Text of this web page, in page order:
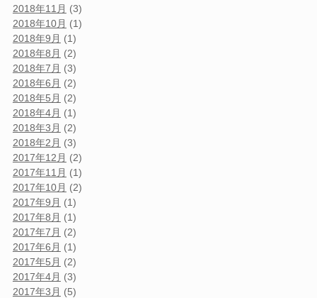
2018年11月 (3)
2018年10月 (1)
2018年9月 (1)
2018年8月 (2)
2018年7月 (3)
2018年6月 (2)
2018年5月 (2)
2018年4月 (1)
2018年3月 (2)
2018年2月 (3)
2017年12月 (2)
2017年11月 (1)
2017年10月 (2)
2017年9月 (1)
2017年8月 (1)
2017年7月 (2)
2017年6月 (1)
2017年5月 (2)
2017年4月 (3)
2017年3月 (5)